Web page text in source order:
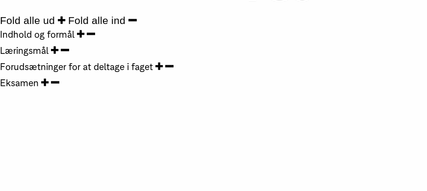
Fold alle ud Fold alle ind
Indhold og formål
Læringsmål
Forudsætninger for at deltage i faget
Eksamen